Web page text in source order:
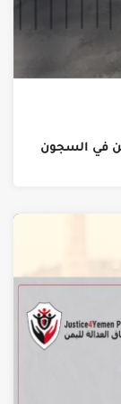
في السجون